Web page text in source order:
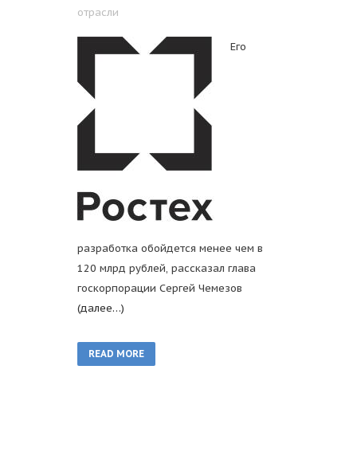
отрасли
Его
разработка обойдется менее чем в
120 млрд рублей, рассказал глава
госкорпорации Сергей Чемезов
(далее…)
READ MORE